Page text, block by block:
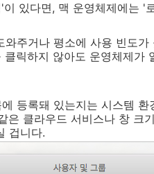
있다면, 맥 운영체제에는 '
주거나 평소에 사용 빈도
릭하지 않아도 운영체제가
등록돼 있는지는 시스템
은 클라우드 서비스나 창 크
겁니다.